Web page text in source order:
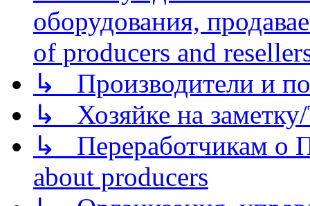
оборудования,
of producers and
↳ Производители и
↳ Хозяйке на
↳ Переработчикам о
about producers